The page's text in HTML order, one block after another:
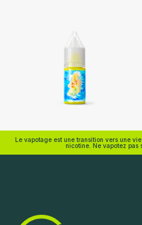
Nicotine (mg/mL) :
Le vapotage est une transition vers une
nicotine. Ne vapotez pas